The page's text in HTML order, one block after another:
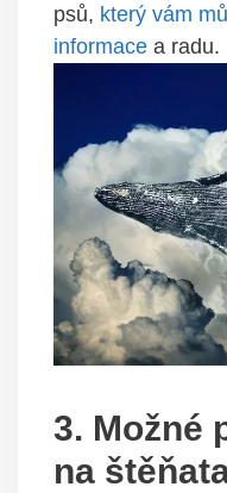
psů, který vám
informace ‌ a ‍radu.
3. ⁣Možné‌
na